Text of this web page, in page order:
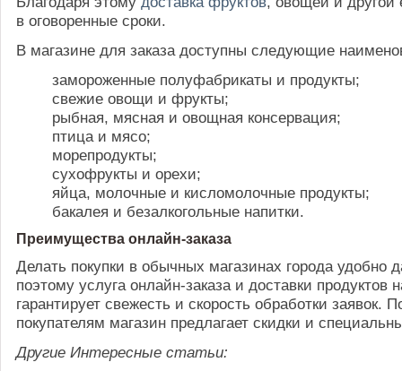
в оговоренные сроки.
В магазине для заказа доступны следующие
замороженные полуфабрикаты и продукты;
свежие овощи и фрукты;
рыбная, мясная и овощная консервация;
птица и мясо;
морепродукты;
сухофрукты и орехи;
яйца, молочные и кисломолочные продукты;
бакалея и безалкогольные напитки.
Преимущества онлайн-заказа
Делать покупки в обычных магазинах города удобно
поэтому услуга онлайн-заказа и доставки продуктов
гарантирует свежесть и скорость обработки заявок.
покупателям магазин предлагает скидки и
Другие Интересные статьи: